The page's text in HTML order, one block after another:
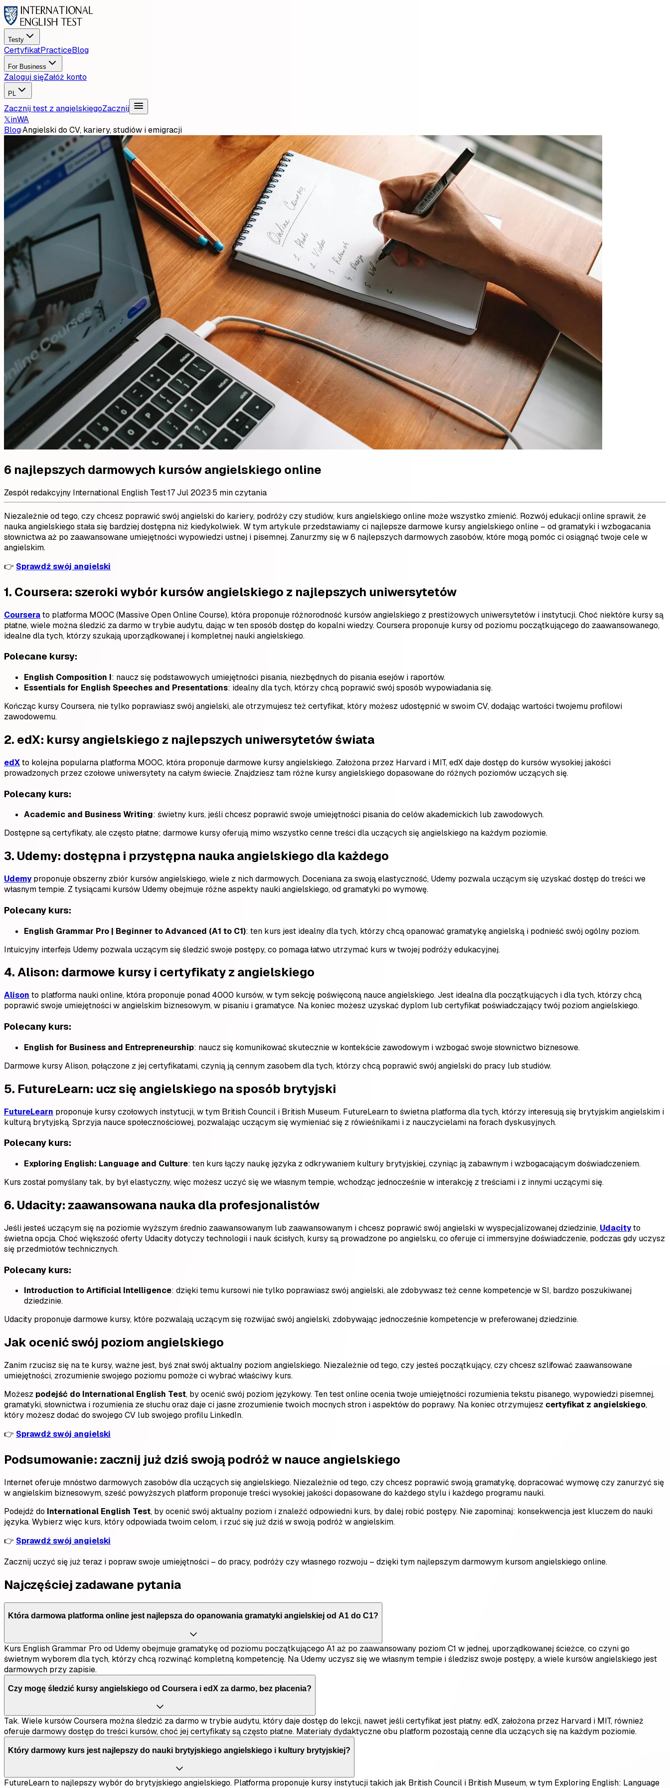
Testy
CertyfikatPracticeBlog
For Business
Zaloguj sięZałóż konto
PL
Zacznij test z angielskiegoZacznij
𝕏inWA
Blog·Angielski do CV, kariery, studiów i emigracji
6 najlepszych darmowych kursów angielskiego online
Zespół redakcyjny International English Test·17 Jul 2023·5 min czytania
Niezależnie od tego, czy chcesz poprawić swój angielski do kariery, podróży czy studiów, kurs angielskiego online może wszystko zmienić. Rozwój edukacji online sprawił, że
nauka angielskiego stała się bardziej dostępna niż kiedykolwiek. W tym artykule przedstawiamy ci najlepsze darmowe kursy angielskiego online – od gramatyki i wzbogacania
słownictwa aż po zaawansowane umiejętności wypowiedzi ustnej i pisemnej. Zanurzmy się w 6 najlepszych darmowych zasobów, które mogą pomóc ci osiągnąć twoje cele w
angielskim.
👉 Sprawdź swój angielski
1. Coursera: szeroki wybór kursów angielskiego z najlepszych uniwersytetów
Courserato platforma MOOC (Massive Open Online Course), która proponuje różnorodność kursów angielskiego z prestiżowych uniwersytetów i instytucji. Choć niektóre kursy są
płatne, wiele można śledzić za darmo w trybie audytu, dając w ten sposób dostęp do kopalni wiedzy. Coursera proponuje kursy od poziomu początkującego do zaawansowanego,
idealne dla tych, którzy szukają uporządkowanej i kompletnej nauki angielskiego.
Polecane kursy:
English Composition I: naucz się podstawowych umiejętności pisania, niezbędnych do pisania esejów i raportów.
Essentials for English Speeches and Presentations: idealny dla tych, którzy chcą poprawić swój sposób wypowiadania się.
Kończąc kursy Coursera, nie tylko poprawiasz swój angielski, ale otrzymujesz też certyfikat, który możesz udostępnić w swoim CV, dodając wartości twojemu profilowi
zawodowemu.
2. edX: kursy angielskiego z najlepszych uniwersytetów świata
edXto kolejna popularna platforma MOOC, która proponuje darmowe kursy angielskiego. Założona przez Harvard i MIT, edX daje dostęp do kursów wysokiej jakości
prowadzonych przez czołowe uniwersytety na całym świecie. Znajdziesz tam różne kursy angielskiego dopasowane do różnych poziomów uczących się.
Polecany kurs:
Academic and Business Writing: świetny kurs, jeśli chcesz poprawić swoje umiejętności pisania do celów akademickich lub zawodowych.
Dostępne są certyfikaty, ale często płatne; darmowe kursy oferują mimo wszystko cenne treści dla uczących się angielskiego na każdym poziomie.
3. Udemy: dostępna i przystępna nauka angielskiego dla każdego
Udemyproponuje obszerny zbiór kursów angielskiego, wiele z nich darmowych. Doceniana za swoją elastyczność, Udemy pozwala uczącym się uzyskać dostęp do treści we
własnym tempie. Z tysiącami kursów Udemy obejmuje różne aspekty nauki angielskiego, od gramatyki po wymowę.
Polecany kurs:
English Grammar Pro | Beginner to Advanced (A1 to C1): ten kurs jest idealny dla tych, którzy chcą opanować gramatykę angielską i podnieść swój ogólny poziom.
Intuicyjny interfejs Udemy pozwala uczącym się śledzić swoje postępy, co pomaga łatwo utrzymać kurs w twojej podróży edukacyjnej.
4.Alison: darmowe kursy i certyfikaty z angielskiego
Alison to platforma nauki online, która proponuje ponad 4000 kursów, w tym sekcję poświęconą nauce angielskiego. Jest idealna dla początkujących i dla tych, którzy chcą
poprawić swoje umiejętności w angielskim biznesowym, w pisaniu i gramatyce. Na koniec możesz uzyskać dyplom lub certyfikat poświadczający twój poziom angielskiego.
Polecany kurs:
English for Business and Entrepreneurship: naucz się komunikować skutecznie w kontekście zawodowym i wzbogać swoje słownictwo biznesowe.
Darmowe kursy Alison, połączone z jej certyfikatami, czynią ją cennym zasobem dla tych, którzy chcą poprawić swój angielski do pracy lub studiów.
5. FutureLearn: ucz się angielskiego na sposób brytyjski
FutureLearn proponuje kursy czołowych instytucji, w tym British Council i British Museum. FutureLearn to świetna platforma dla tych, którzy interesują się brytyjskim angielskim i
kulturą brytyjską. Sprzyja nauce społecznościowej, pozwalając uczącym się wymieniać się z rówieśnikami i z nauczycielami na forach dyskusyjnych.
Polecany kurs:
Exploring English: Language and Culture: ten kurs łączy naukę języka z odkrywaniem kultury brytyjskiej, czyniąc ją zabawnym i wzbogacającym doświadczeniem.
Kurs został pomyślany tak, by był elastyczny, więc możesz uczyć się we własnym tempie, wchodząc jednocześnie w interakcję z treściami i z innymi uczącymi się.
6. Udacity: zaawansowana nauka dla profesjonalistów
Jeśli jesteś uczącym się na poziomie wyższym średnio zaawansowanym lub zaawansowanym i chcesz poprawić swój angielski w wyspecjalizowanej dziedzinie, Udacityto
świetna opcja. Choć większość oferty Udacity dotyczy technologii i nauk ścisłych, kursy są prowadzone po angielsku, co oferuje ci immersyjne doświadczenie, podczas gdy uczysz
się przedmiotów technicznych.
Polecany kurs:
Introduction to Artificial Intelligence: dzięki temu kursowi nie tylko poprawiasz swój angielski, ale zdobywasz też cenne kompetencje w SI, bardzo poszukiwanej
dziedzinie.
Udacity proponuje darmowe kursy, które pozwalają uczącym się rozwijać swój angielski, zdobywając jednocześnie kompetencje w preferowanej dziedzinie.
Jak ocenić swój poziom angielskiego
Zanim rzucisz się na te kursy, ważne jest, byś znał swój aktualny poziom angielskiego. Niezależnie od tego, czy jesteś początkujący, czy chcesz szlifować zaawansowane
umiejętności, zrozumienie swojego poziomu pomoże ci wybrać właściwy kurs.
Możesz podejść do International English Test, by ocenić swój poziom językowy. Ten test online ocenia twoje umiejętności rozumienia tekstu pisanego, wypowiedzi pisemnej,
gramatyki, słownictwa i rozumienia ze słuchu oraz daje ci jasne zrozumienie twoich mocnych stron i aspektów do poprawy. Na koniec otrzymujesz certyfikat z angielskiego,
który możesz dodać do swojego CV lub swojego profilu LinkedIn.
👉 Sprawdź swój angielski
Podsumowanie: zacznij już dziś swoją podróż w nauce angielskiego
Internet oferuje mnóstwo darmowych zasobów dla uczących się angielskiego. Niezależnie od tego, czy chcesz poprawić swoją gramatykę, dopracować wymowę czy zanurzyć się
w angielskim biznesowym, sześć powyższych platform proponuje treści wysokiej jakości dopasowane do każdego stylu i każdego programu nauki.
Podejdź do International English Test, by ocenić swój aktualny poziom i znaleźć odpowiedni kurs, by dalej robić postępy. Nie zapominaj: konsekwencja jest kluczem do nauki
języka. Wybierz więc kurs, który odpowiada twoim celom, i rzuć się już dziś w swoją podróż w angielskim.
👉 Sprawdź swój angielski
Zacznij uczyć się już teraz i popraw swoje umiejętności – do pracy, podróży czy własnego rozwoju – dzięki tym najlepszym darmowym kursom angielskiego online.
Najczęściej zadawane pytania
Która darmowa platforma online jest najlepsza do opanowania gramatyki angielskiej od A1 do C1?
Kurs English Grammar Pro od Udemy obejmuje gramatykę od poziomu początkującego A1 aż po zaawansowany poziom C1 w jednej, uporządkowanej ścieżce, co czyni go
świetnym wyborem dla tych, którzy chcą rozwinąć kompletną kompetencję. Na Udemy uczysz się we własnym tempie i śledzisz swoje postępy, a wiele kursów angielskiego jest
darmowych przy zapisie.
Czy mogę śledzić kursy angielskiego od Coursera i edX za darmo, bez płacenia?
Tak. Wiele kursów Coursera można śledzić za darmo w trybie audytu, który daje dostęp do lekcji, nawet jeśli certyfikat jest płatny. edX, założona przez Harvard i MIT, również
oferuje darmowy dostęp do treści kursów, choć jej certyfikaty są często płatne. Materiały dydaktyczne obu platform pozostają cenne dla uczących się na każdym poziomie.
Który darmowy kurs jest najlepszy do nauki brytyjskiego angielskiego i kultury brytyjskiej?
FutureLearn to najlepszy wybór do brytyjskiego angielskiego. Platforma proponuje kursy instytucji takich jak British Council i British Museum, w tym Exploring English: Language